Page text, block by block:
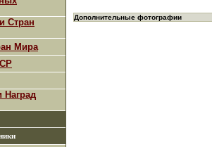
Стран
Мира
Дополнительные фотографии